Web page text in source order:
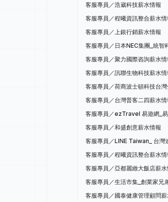
客服專員／浩崴科技薪水情報
客服專員／程曦資訊整合薪水情
客服專員／上銀行銷薪水情報
客服專員／日本NEC集團_統智
客服專員／聚力國際咨詢薪水情
客服專員／訊聯生物科技薪水情
客服專員／荷商波士頓科技台
客服專員／台灣普客二四薪水情
客服專員／ezTravel 易遊網_
客服專員／和盛創意薪水情報
客服專員／LINE Taiwan_ 台灣
客服專員／程曦資訊整合薪水情
客服專員／亞都麗緻大飯店薪水
客服專員／生活市集_創業家兄
客服專員／國泰健康管理顧問